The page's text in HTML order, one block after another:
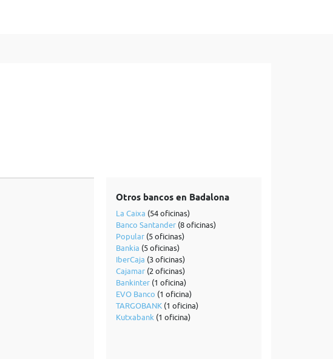
Otros bancos en Badalona
La Caixa (54 oficinas)
Banco Santander(8 oficinas)
Popular(5 oficinas)
Bankia (5 oficinas)
IberCaja (3 oficinas)
Cajamar(2 oficinas)
Bankinter(1 oficina)
EVO Banco (1 oficina)
TARGOBANK(1 oficina)
Kutxabank (1 oficina)